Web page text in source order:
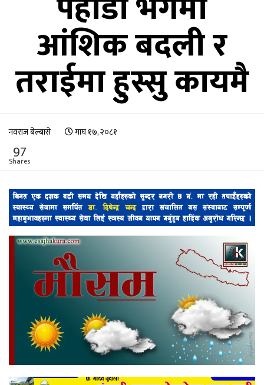
आंशिक बदली र
तराईमा हुस्सु कायमै
नवराज बेल्बासे माघ १७, २०८१
97
Shares